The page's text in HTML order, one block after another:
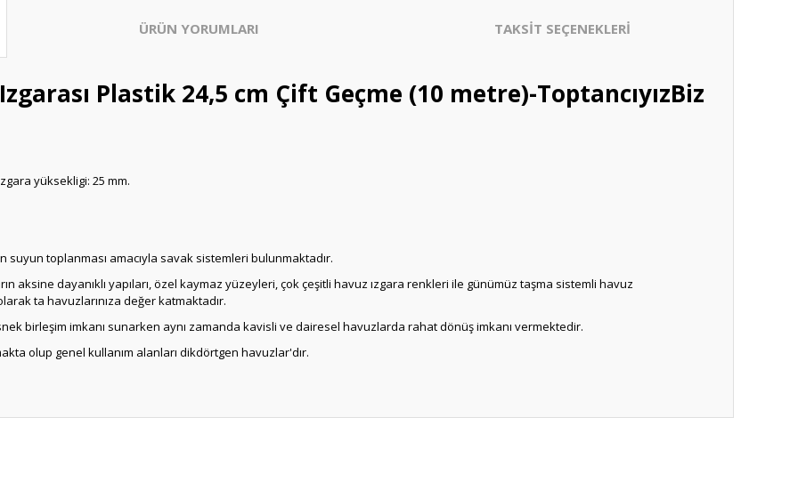
ÜRÜN YORUMLARI TAKSİT SEÇENEKLERİ
Plastik 24,5 cm Çift Geçme (10 metre)-ToptancıyızBiz
yüksekligi: 25 mm.
toplanması amacıyla savak sistemleri bulunmaktadır.
aksine dayanıklı yapıları, özel kaymaz yüzeyleri, çok çeşitli havuz ızgara renkleri ile günümüz taşma sistemli havuz
ta havuzlarınıza değer katmaktadır.
birleşim imkanı sunarken aynı zamanda kavisli ve dairesel havuzlarda rahat dönüş imkanı vermektedir.
olup genel kullanım alanları dikdörtgen havuzlar'dır.